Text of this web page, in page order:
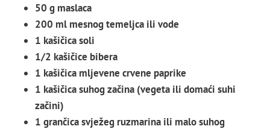
50 g maslaca
200 ml mesnog temeljca ili vode
1 kašičica soli
1/2 kašičice bibera
1 kašičica mljevene crvene paprike
1 kašičica suhog začina (vegeta ili domaći suhi
začini)
1 grančica svježeg ruzmarina ili malo suhog